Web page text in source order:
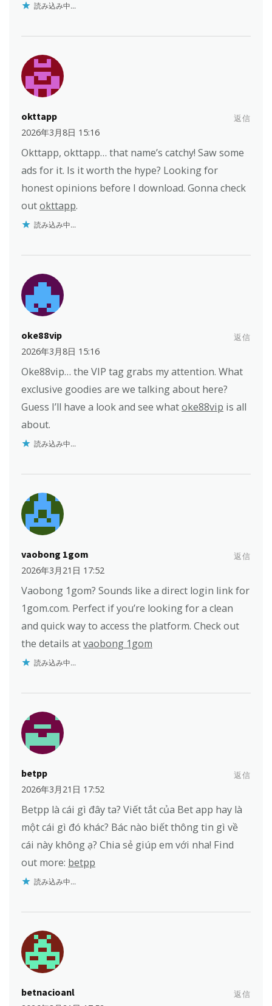
読み込み中...
okttapp
2026年3月8日 15:16
返信
Okttapp, okttapp… that name’s catchy! Saw some
ads for it. Is it worth the hype? Looking for
honest opinions before I download. Gonna check
outokttapp.
読み込み中...
oke88vip
2026年3月8日 15:16
返信
Oke88vip… the VIP tag grabs my attention. What
exclusive goodies are we talking about here?
Guess I’ll have a look and see whatoke88vip is all
about.
読み込み中...
vaobong 1gom
2026年3月21日 17:52
返信
Vaobong 1gom? Sounds like a direct login link for
1gom.com. Perfect if you’re looking for a clean
and quick way to access the platform. Check out
the details atvaobong 1gom
読み込み中...
betpp
2026年3月21日 17:52
返信
Betpp là cái gì đây ta? Viết tắt của Bet app hay là
một cái gì đó khác? Bác nào biết thông tin gì về
cái này không ạ? Chia sẻ giúp em với nha! Find
out more: betpp
読み込み中...
betnacioanl 返信